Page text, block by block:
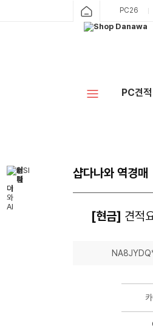
PC26
PC견적
샵다나와 역경매
[현금] 견적